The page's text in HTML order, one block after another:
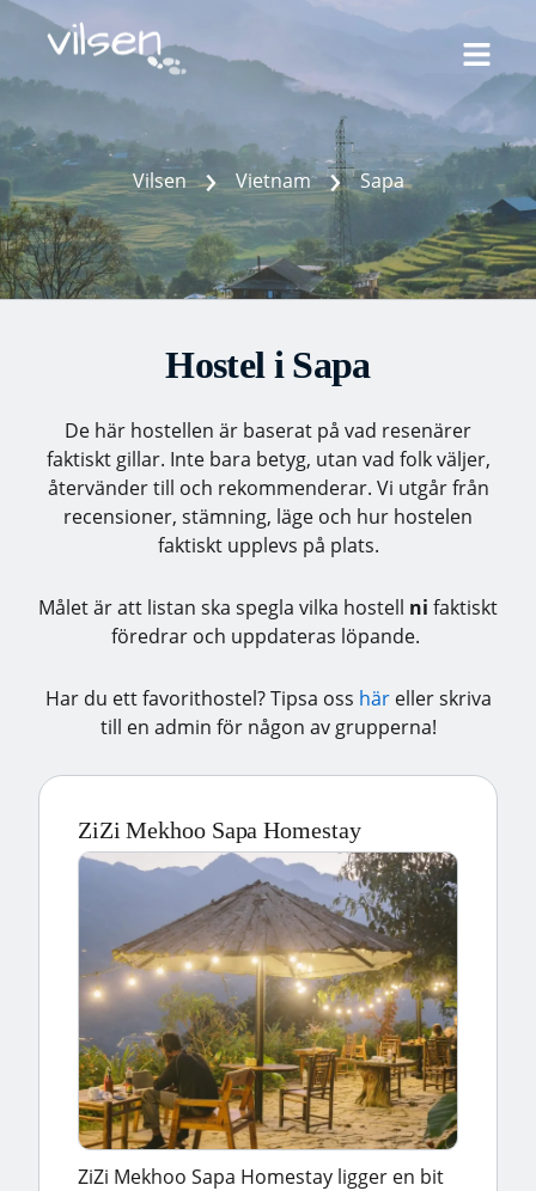
Skip
content
Vilsen › Vietnam › Sapa
Hostel i Sapa
De här hostellen är baserat på vad resenärer
faktiskt gillar. Inte bara betyg, utan vad folk väljer,
återvänder till och rekommenderar. Vi utgår från
recensioner, stämning, läge och hur hostelen
faktiskt upplevs på plats.
Målet är att listan ska spegla vilka hostell ni faktiskt
föredrar och uppdateras löpande.
Har du ett favorithostel? Tipsa oss häreller skriva
till en admin för någon av grupperna!
ZiZi Mekhoo Sapa Homestay
ZiZi Mekhoo Sapa Homestay ligger en bit